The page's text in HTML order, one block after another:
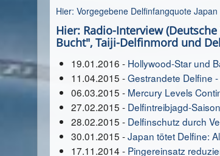
Hier: Vorgegebene Delfinfangquote Japan
Hier: Radio-Interview
Bucht", Taiji-Delfinmord und
19.01.2016 - Hollywood-Star und
11.04.2015 -Gestrandete Delfine
06.03.2015 - Mercury Levels
27.02.2015 - Delfintreibjagd-
28.02.2015 - Delfinschutz durch
30.01.2015 -Japan tötet Delfine:
17.11.2014 - Pingereinsatz